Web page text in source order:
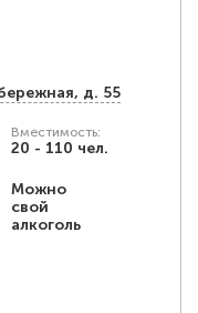
д. 55
Вместимость:
20 - 110 чел.
Можно
свой
алкоголь